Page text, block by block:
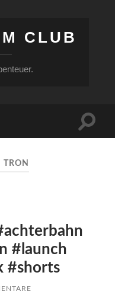
CLUB
TRON
#launch
#shorts